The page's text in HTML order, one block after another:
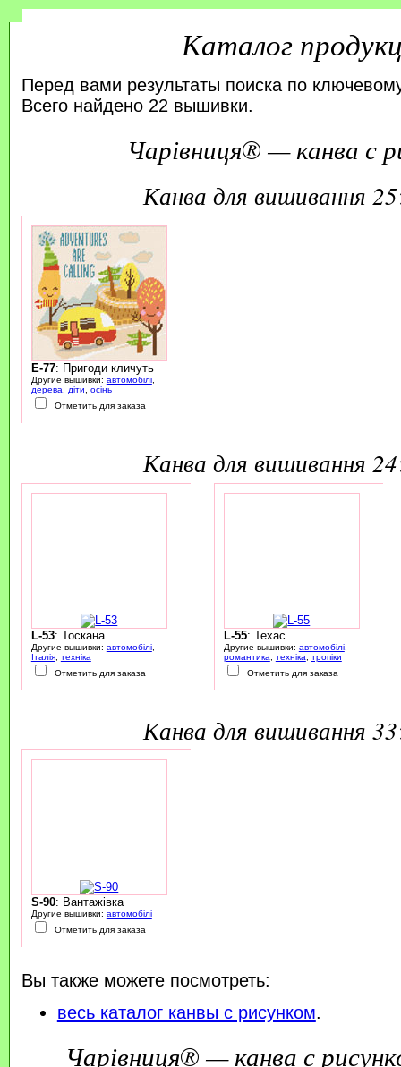
Каталог
Перед вами результаты поиска по
Всего найдено 22 вышивки.
Чарівниця® — канва с
канва для вишивання
E-77: Пригоди кличуть
Другие вышивки: автомобілі,
дерева
діти
осінь
Отметить для заказа
канва для вишивання
L-53: Тоскана
Другие вышивки: автомобілі,
Італія, техніка
Отметить для заказа
L-55: Техас
Другие вышивки: автомобілі,
романтика
техніка
тропіки
Отметить для заказа
канва для вишивання
S-90: Вантажівка
Другие вышивки: автомобілі
Отметить для заказа
Вы также можете посмотреть:
весь каталог канвы с рисунком.
Чарівниця® — канва с